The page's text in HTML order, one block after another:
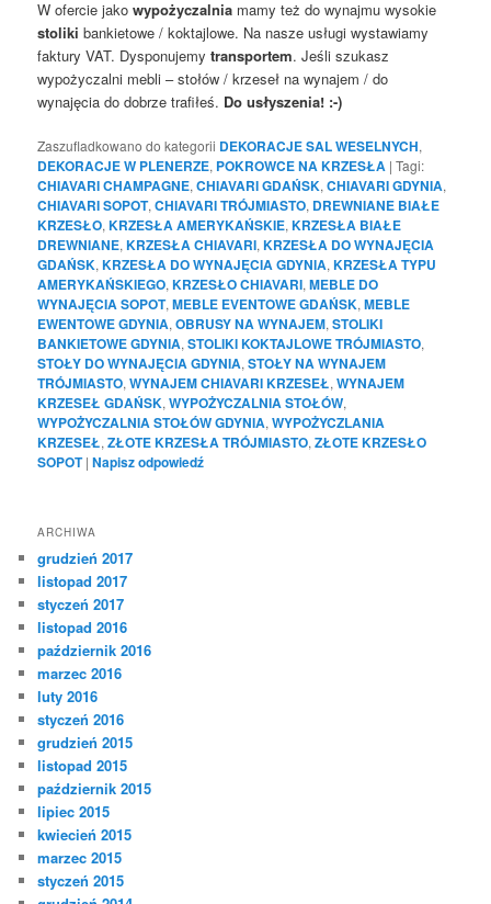
W ofercie jakowypożyczalnia mamy też do wynajmu wysokie
stoliki bankietowe / koktajlowe. Na nasze usługi wystawiamy
faktury VAT. Dysponujemytransportem. Jeśli szukasz
wypożyczalni mebli – stołów / krzeseł na wynajem / do
wynajęcia do dobrze trafiłeś. Do usłyszenia! :-)
Zaszufladkowano do kategorii DEKORACJE SAL WESELNYCH,
DEKORACJE W PLENERZE, POKROWCE NA KRZESŁA |Tagi:
CHIAVARI CHAMPAGNE,CHIAVARI GDAŃSK,CHIAVARI GDYNIA,
CHIAVARI SOPOT,CHIAVARI TRÓJMIASTO, DREWNIANE BIAŁE
KRZESŁO,KRZESŁA AMERYKAŃSKIE,KRZESŁA BIAŁE
DREWNIANE,KRZESŁA CHIAVARI,KRZESŁA DO WYNAJĘCIA
GDAŃSK,KRZESŁA DO WYNAJĘCIA GDYNIA,KRZESŁA TYPU
AMERYKAŃSKIEGO,KRZESŁO CHIAVARI,MEBLE DO
WYNAJĘCIA SOPOT,MEBLE EVENTOWE GDAŃSK,MEBLE
EWENTOWE GDYNIA,OBRUSY NA WYNAJEM,STOLIKI
BANKIETOWE GDYNIA,STOLIKI KOKTAJLOWE TRÓJMIASTO,
STOŁY DO WYNAJĘCIA GDYNIA,STOŁY NA WYNAJEM
TRÓJMIASTO,WYNAJEM CHIAVARI KRZESEŁ,WYNAJEM
KRZESEŁ GDAŃSK,WYPOŻYCZALNIA STOŁÓW,
WYPOŻYCZALNIA STOŁÓW GDYNIA,WYPOŻYCZLANIA
KRZESEŁ,ZŁOTE KRZESŁA TRÓJMIASTO,ZŁOTE KRZESŁO
SOPOT |Napisz odpowiedź
ARCHIWA
grudzień 2017
listopad 2017
styczeń 2017
listopad 2016
październik 2016
marzec 2016
luty 2016
styczeń 2016
grudzień 2015
listopad 2015
październik 2015
lipiec 2015
kwiecień 2015
marzec 2015
styczeń 2015